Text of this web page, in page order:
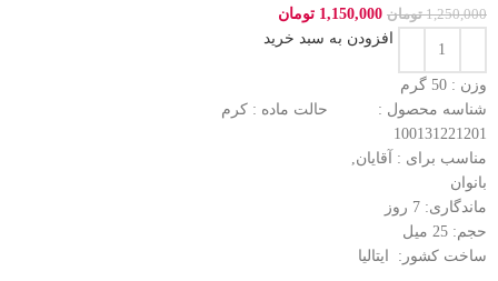
1,250,000 تومان 1,150,000 تومان
افزودن به سبد خرید
وزن : 50
گرم
شناسه محصول :
100131221201
حالت ماده : کرم
مناسب برای : آقایان,
بانوان
ماندگاری: 7
روز
حجم: 25
میل
ساخت کشور: ایتالیا